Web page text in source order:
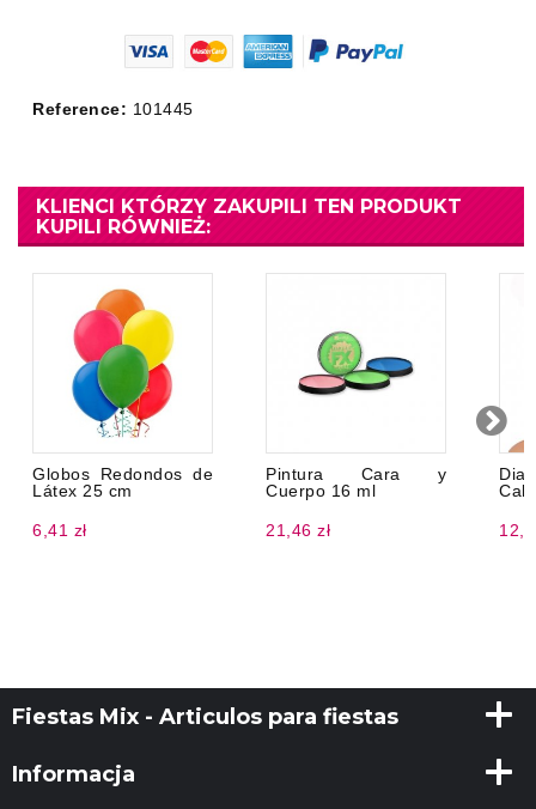
Reference: 101445
KLIENCI KTÓRZY ZAKUPILI TEN PRODUKT
KUPILI RÓWNIEŻ:
Globos Redondos de
Látex 25 cm
6,41 zł
Pintura Cara y
Cuerpo 16 ml
21,46 zł
Fiestas Mix - Articulos para fiestas
Informacja